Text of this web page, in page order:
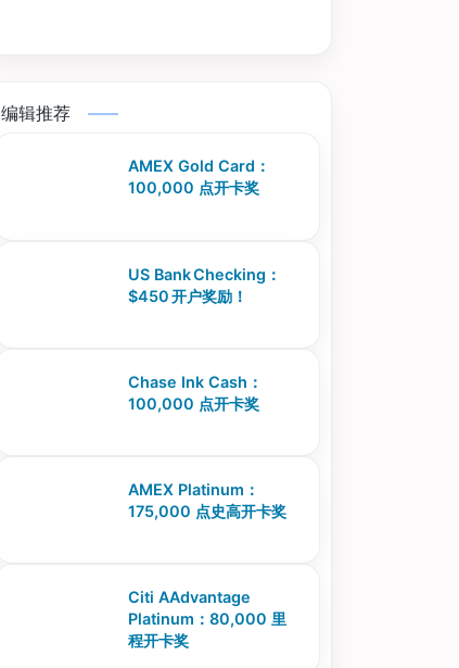
编辑推荐
AMEX Gold Card：
100,000 点开卡奖
US Bank Checking：
$450 开户奖励！
Chase Ink Cash：
100,000 点开卡奖
AMEX Platinum：
175,000 点史高开卡奖
Citi AAdvantage
Platinum：80,000 里
程开卡奖